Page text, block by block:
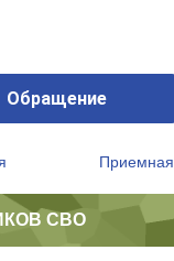
Обращение
Приемная
СВО